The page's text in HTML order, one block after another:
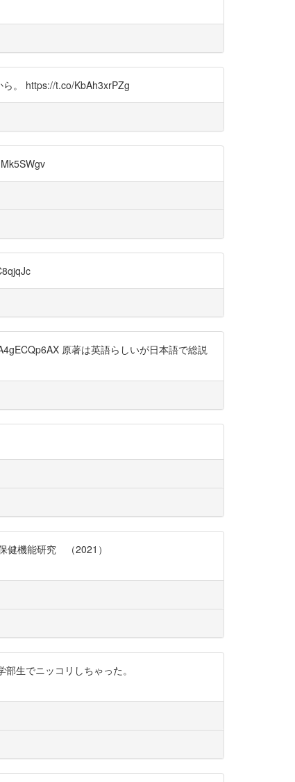
。 https://t.co/KbAh3xrPZg
原著は英語らしいが日本語で総説
健機能研究 （2021）
生でニッコリしちゃった。